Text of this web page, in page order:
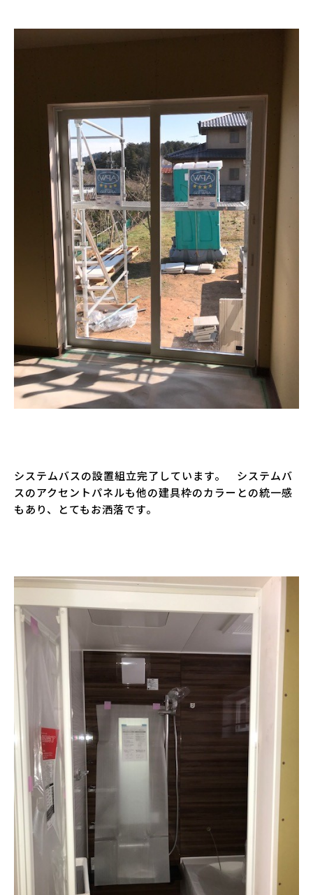
システムバスの設置組立完了しています。 システムバ
スのアクセントパネルも他の建具枠のカラーとの統一感
もあり、とてもお洒落です。